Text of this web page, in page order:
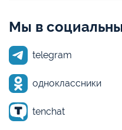
Мы в
telegram
одноклассники
tenchat